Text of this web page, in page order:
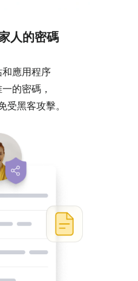
人的密碼
應用程序
的密碼，
受黑客攻擊。